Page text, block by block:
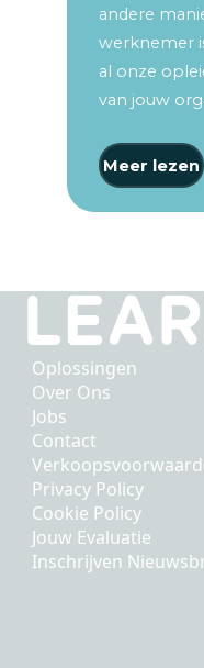
andere
werknemer
al onze
van jouw
Meer lezen
Oplossingen
Over Ons
Jobs
Contact
Privacy Policy
Cookie Policy
Jouw Evaluatie
Inschrijven